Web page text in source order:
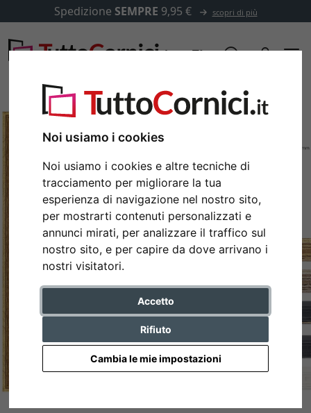
Noi usiamo i cookies
Noi usiamo i cookies e altre tecniche di
tracciamento per migliorare la tua
esperienza di navigazione nel nostro sito,
per mostrarti contenuti personalizzati e
annunci mirati, per analizzare il traffico sul
nostro sito, e per capire da dove arrivano i
nostri visitatori.
Accetto
Rifiuto
Cambia le mie impostazioni
Spedizione SEMPRE 9,95 € scopri di più
Indietro